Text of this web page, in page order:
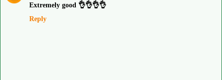
Extremely good 👌👌👌👌
Reply